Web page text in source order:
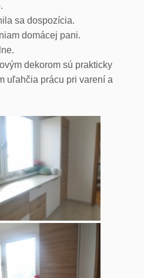
sa dospozícia.
domácej pani.
dekorom sú prakticky
uľahčia prácu pri varení a